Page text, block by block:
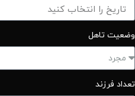
وضعیت تاهل
تعداد فرزند